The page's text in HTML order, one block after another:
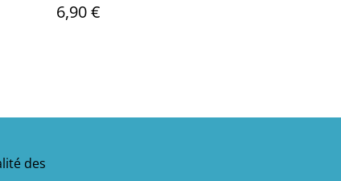
6,90 €
des